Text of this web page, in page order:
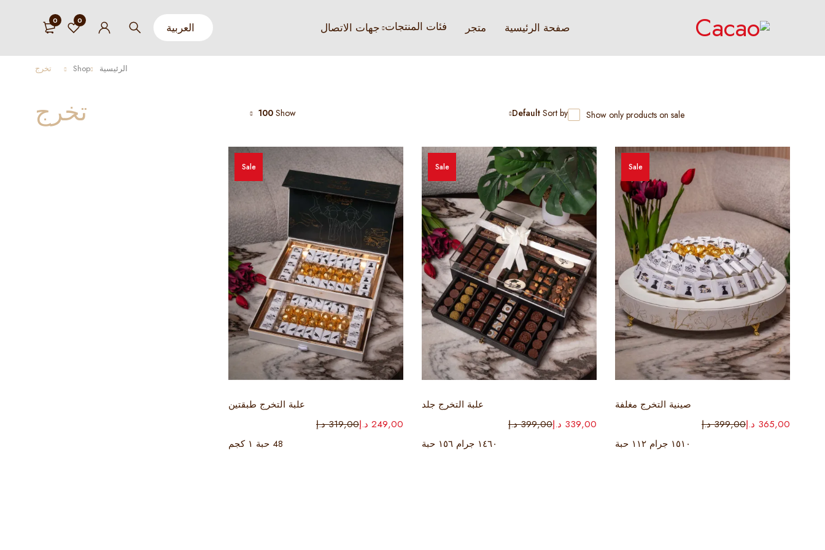
صفحة الرئيسية متجر فئات المنتجات جهات الاتصال 0
0
تخرج
الرئيسية Shop تخرج
Sort by
Default Show only products on sale
Show
100
Sale
صينية التخرج مغلفة
399,00 د.إ 365,00 د.إ
١٥١٠ جرام ١١٢ حبة
Sale
علبة التخرج جلد
399,00 د.إ 339,00 د.إ
١٤٦٠ جرام ١٥٦ حبة
Sale
علبة التخرج طبقتين
319,00 د.إ 249,00 د.إ
48 حبة ١ كجم